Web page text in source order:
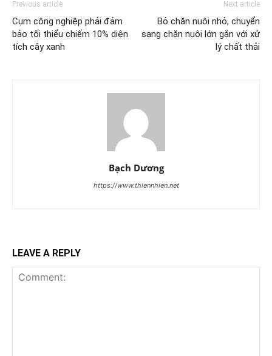
Previous article
Cụm công nghiệp phải đảm
bảo tối thiểu chiếm 10% diện
tích cây xanh
Next article
Bỏ chăn nuôi nhỏ, chuyển
sang chăn nuôi lớn gắn với xử
lý chất thải
Bạch Dương
https://www.thiennhien.net
LEAVE A REPLY